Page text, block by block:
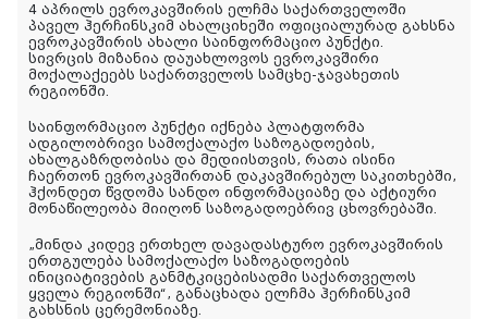
4 აპრილს ევროკავშირის ელჩმა საქართველოში
პაველ ჰერჩინსკიმ ახალციხეში ოფიციალურად გახსნა
ევროკავშირის ახალი საინფორმაციო პუნქტი.
სივრცის მიზანია დაუახლოვოს ევროკავშირი
მოქალაქეებს საქართველოს სამცხე-ჯავახეთის
რეგიონში.
საინფორმაციო პუნქტი იქნება პლატფორმა
ადგილობრივი სამოქალაქო საზოგადოების,
ახალგაზრდობისა და მედიისთვის, რათა ისინი
ჩაერთონ ევროკავშირთან დაკავშირებულ საკითხებში,
ჰქონდეთ წვდომა სანდო ინფორმაციაზე და აქტიური
მონაწილეობა მიიღონ საზოგადოებრივ ცხოვრებაში.
„მინდა კიდევ ერთხელ დავადასტურო ევროკავშირის
ერთგულება სამოქალაქო საზოგადოების
ინიციატივების განმტკიცებისადმი საქართველოს
ყველა რეგიონში“, განაცხადა ელჩმა ჰერჩინსკიმ
გახსნის ცერემონიაზე.